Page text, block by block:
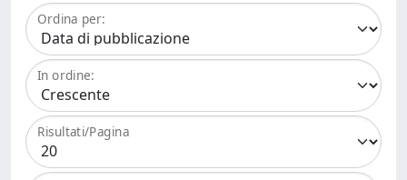
Ordina per:
In ordine:
Risultati/Pagina